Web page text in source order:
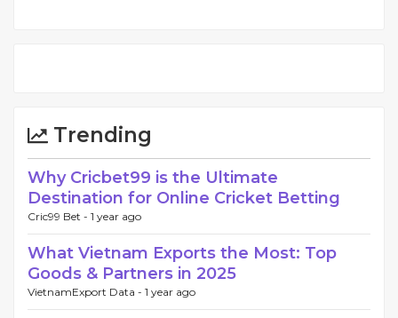
Trending
Why Cricbet99 is the Ultimate
Destination for Online Cricket Betting
Cric99 Bet - 1 year ago
What Vietnam Exports the Most: Top
Goods & Partners in 2025
VietnamExport Data - 1 year ago